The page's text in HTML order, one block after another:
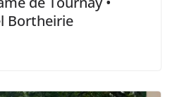
Bortheirie